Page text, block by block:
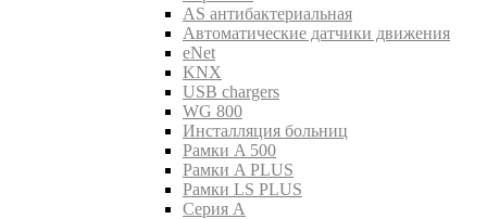
AS антибактериальная
Aвтоматические датчики движения
eNet
KNX
USB chargers
WG 800
Инсталляция больниц
Рамки A 500
Рамки A PLUS
Рамки LS PLUS
Серия A